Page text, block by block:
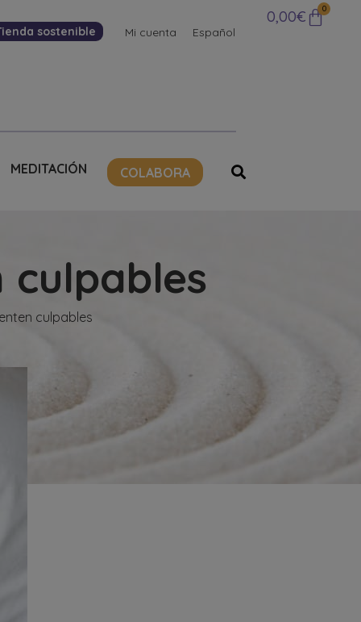
sostenible Mi cuenta Español
0,00€ 0
MEDITACIÓN COLABORA
culpables
culpables